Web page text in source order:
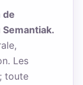
de
Semantiak.
Les
toute